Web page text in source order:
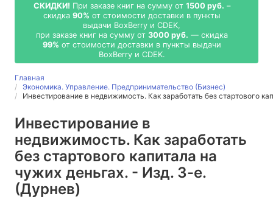
СКИДКИ! При заказе книг на сумму от 1500 руб. –
скидка 90% от стоимости доставки в пункты
выдачи BoxBerry и CDEK,
при заказе книг на сумму от 3000 руб. — скидка
99% от стоимости доставки в пункты выдачи
BoxBerry и CDEK.
Главная
Экономика. Управление. Предпринимательство (Бизнес)
Инвестирование в недвижимость. Как заработать без стартового
Инвестирование в
недвижимость. Как заработать
без стартового капитала на
чужих деньгах. - Изд. 3-е.
(Дурнев)